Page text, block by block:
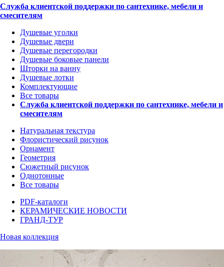
Служба клиентской поддержки по сантехнике, мебели и
смесителям
Душевые уголки
Душевые двери
Душевые перегородки
Душевые боковые панели
Шторки на ванну
Душевые лотки
Комплектующие
Все товары
Служба клиентской поддержки по сантехнике, мебели и
смесителям
Натуральная текстура
Флористический рисунок
Орнамент
Геометрия
Сюжетный рисунок
Однотонные
Все товары
PDF-каталоги
КЕРАМИЧЕСКИЕ НОВОСТИ
ГРАНД-ТУР
Новая коллекция